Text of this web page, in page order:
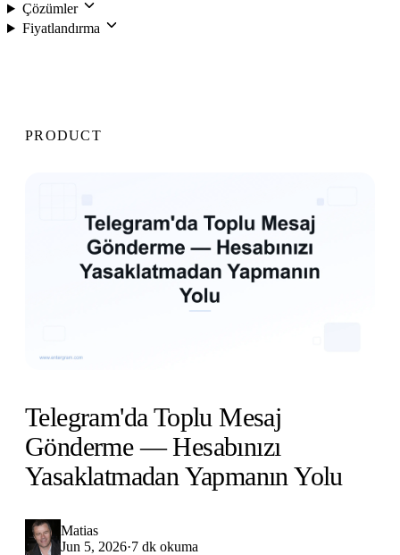
Çözümler
Fiyatlandırma
PRODUCT
Telegram'da Toplu Mesaj
Gönderme — Hesabınızı
Yasaklatmadan Yapmanın Yolu
Matias
Jun 5, 2026·7 dk okuma